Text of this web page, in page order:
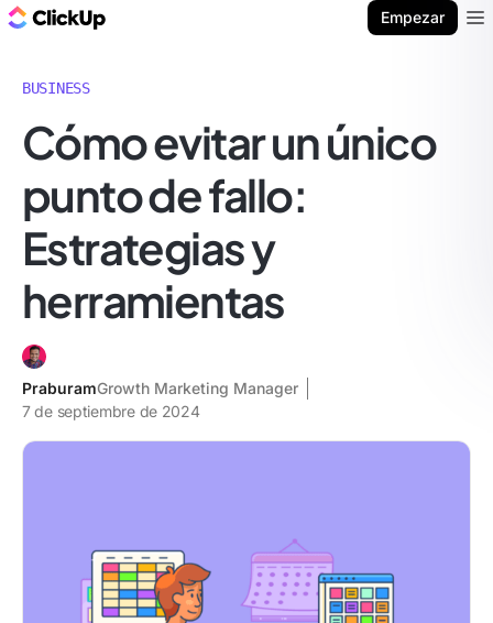
Empezar
BUSINESS
Cómo evitar un único
punto de fallo:
Estrategias y
herramientas
PraburamGrowth Marketing Manager
7 de septiembre de 2024